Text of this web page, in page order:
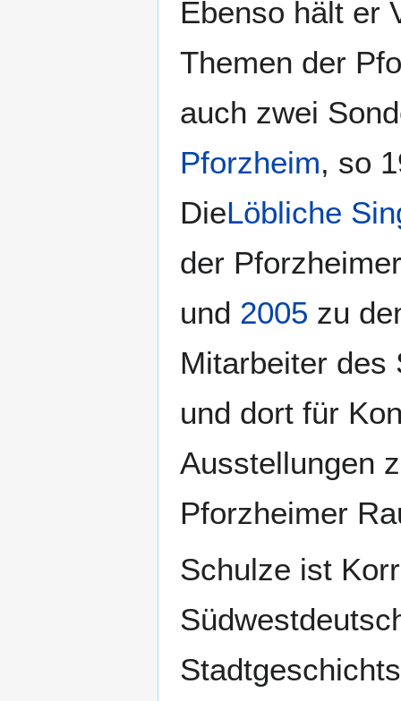
Ebenso hält er
Themen der
auch zwei
Pforzheim, so
DieLöbliche
der
und 2005 zu
Mitarbeiter des
und dort für
Ausstellungen
Pforzheimer
Schulze ist